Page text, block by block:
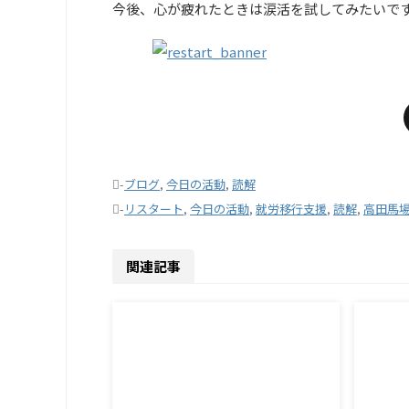
今後、心が疲れたときは涙活を試してみたいで
-ブログ, 今日の活動, 読解
- リスタート, 今日の活動, 就労移行支援, 読解, 高田馬場
関連記事